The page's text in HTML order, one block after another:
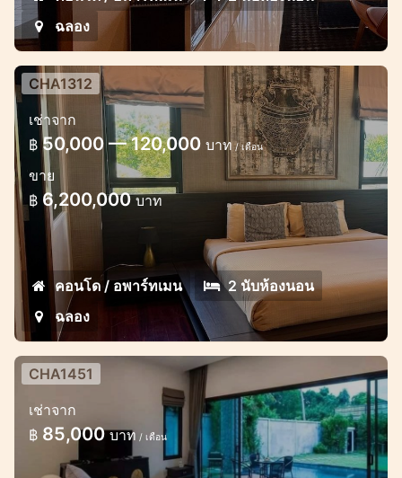
ฉลอง
CHA1312
เช่าจาก
฿ 50,000 — 120,000 บาท/ เดือน
ขาย
฿ 6,200,000บาท
คอนโด / อพาร์ทเมน
2 นับห้องนอน
ฉลอง
พูลวิลล่าแสนสวย 2 ห้องนอนในนิคมเก
ทส์
วิลล่าสไตล์มินิมอล 2 ห้องนอนในฉลอง
CHA1451
เช่าจาก
฿ 85,000บาท / เดือน